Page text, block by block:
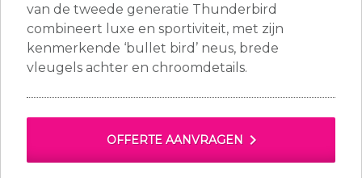
van de tweede generatie Thunderbird
combineert luxe en sportiviteit, met zijn
kenmerkende ‘bullet bird’ neus, brede
vleugels achter en chroomdetails.
OFFERTE AANVRAGENchevron_right